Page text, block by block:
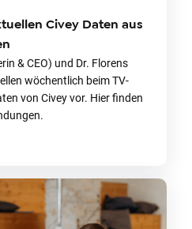
Civey Daten aus
& CEO) und Dr. Florens
wöchentlich beim TV-
von Civey vor. Hier finden